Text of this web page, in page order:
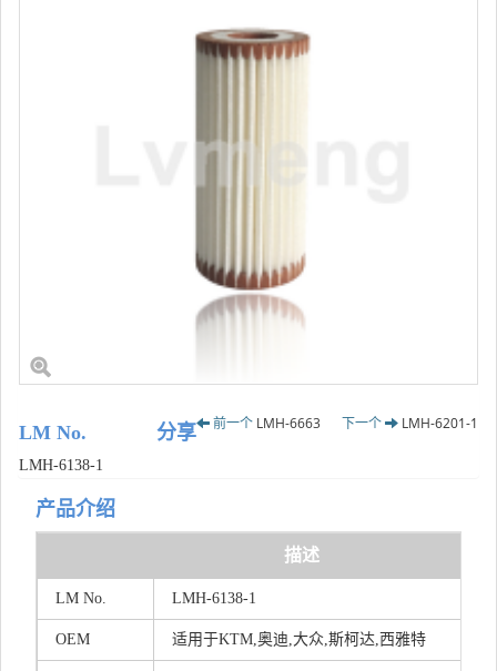
LM No.
LMH-6138-1
分享 前一个 LMH-6663 下一个 LMH-6201-1
产品介绍
描述
LM No. LMH-6138-1
OEM 适用于KTM,奥迪,大众,斯柯 达,西雅特